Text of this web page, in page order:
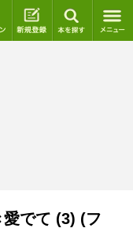
ログイン 新規登録
でて (3) (フ